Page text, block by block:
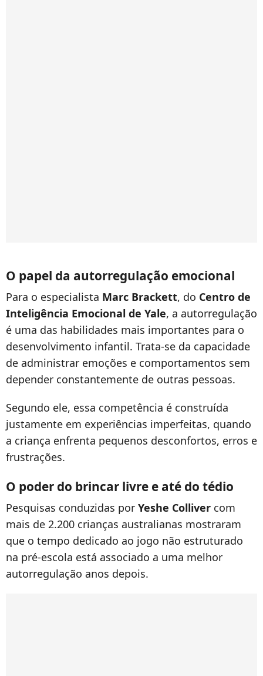
O papel da autorregulação emocional
Para o especialista Marc Brackett, do Centro de
Inteligência Emocional de Yale, a autorregulação
é uma das habilidades mais importantes para o
desenvolvimento infantil. Trata-se da capacidade
de administrar emoções e comportamentos sem
depender constantemente de outras pessoas.
Segundo ele, essa competência é construída
justamente em experiências imperfeitas, quando
a criança enfrenta pequenos desconfortos, erros e
frustrações.
O poder do brincar livre e até do tédio
Pesquisas conduzidas por Yeshe Colliver com
mais de 2.200 crianças australianas mostraram
que o tempo dedicado ao jogo não estruturado
na pré-escola está associado a uma melhor
autorregulação anos depois.